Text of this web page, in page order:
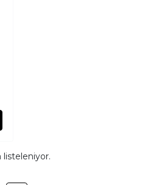
listeleniyor.